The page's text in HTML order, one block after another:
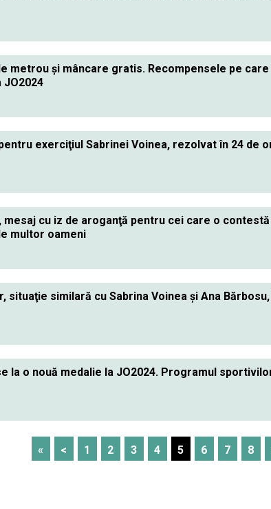
metrou şi mâncare gratis. Recompensele pe
JO2024
exerciţiul Sabrinei Voinea, rezolvat în 24 de
mesaj cu iz de aroganţă pentru cei care o
multor oameni
situaţie similară cu Sabrina Voinea şi Ana
la o nouă medalie la JO2024. Programul
« < 1 2 3 4 5 6 7 8